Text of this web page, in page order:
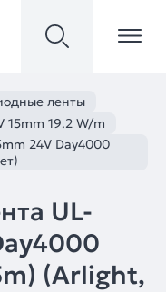
ленты
15mm 19.2 W/m
24V Day4000
UL-
(Arlight,